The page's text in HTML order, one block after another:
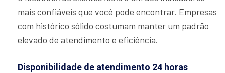
mais confiáveis que você pode encontrar. Empresas
com histórico sólido costumam manter um padrão
elevado de atendimento e eficiência.
Disponibilidade de atendimento 24 horas